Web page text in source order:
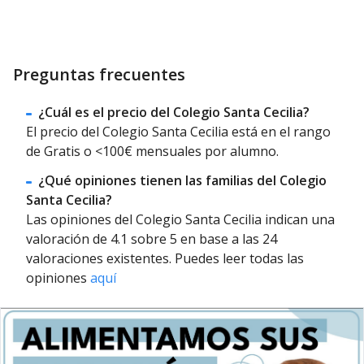
Preguntas frecuentes
¿Cuál es el precio del Colegio Santa Cecilia?
El precio del Colegio Santa Cecilia está en el rango
de Gratis o <100€ mensuales por alumno.
¿Qué opiniones tienen las familias del Colegio
Santa Cecilia?
Las opiniones del Colegio Santa Cecilia indican una
valoración de 4.1 sobre 5 en base a las 24
valoraciones existentes. Puedes leer todas las
opiniones aquí